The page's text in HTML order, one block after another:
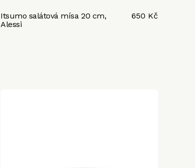
Itsumo salátová mísa 20 cm,
Alessi
650 Kč